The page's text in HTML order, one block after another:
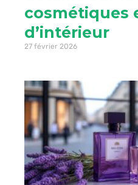
cosmétiques
d’intérieur
27 février 2026